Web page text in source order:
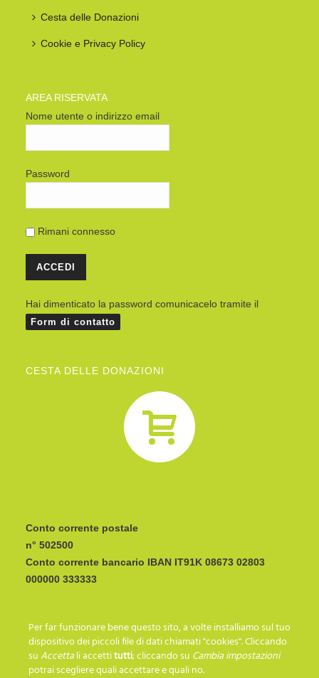
Cesta delle Donazioni
Cookie e Privacy Policy
AREA RISERVATA
Nome utente o indirizzo email
Password
Rimani connesso
Hai dimenticato la password comunicacelo tramite il
Form di contatto
CESTA DELLE DONAZIONI
Conto corrente postale
n° 502500
Conto corrente bancario IBAN
I C R A I T R R I P 0
Per far funzionare bene questo sito, a volte installiamo sul tuo
dispositivo dei piccoli file di dati chiamati "cookies". Cliccando
suAccettali accettitutti; cliccando su Cambia impostazioni
potrai scegliere quali accettare e quali no.